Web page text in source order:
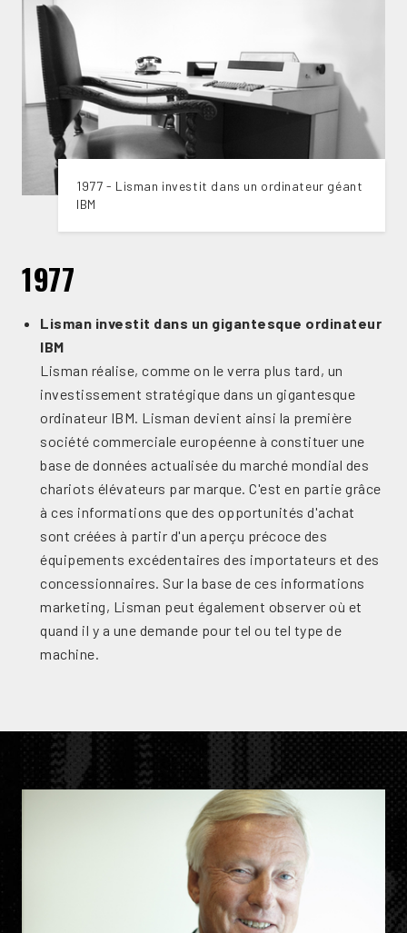
1977 - Lisman investit dans un ordinateur géant
IBM
1977
Lisman investit dans un gigantesque ordinateur
IBM
Lisman réalise, comme on le verra plus tard, un
investissement stratégique dans un gigantesque
ordinateur IBM. Lisman devient ainsi la première
société commerciale européenne à constituer une
base de données actualisée du marché mondial des
chariots élévateurs par marque. C'est en partie grâce
à ces informations que des opportunités d'achat
sont créées à partir d'un aperçu précoce des
équipements excédentaires des importateurs et des
concessionnaires. Sur la base de ces informations
marketing, Lisman peut également observer où et
quand il y a une demande pour tel ou tel type de
machine.